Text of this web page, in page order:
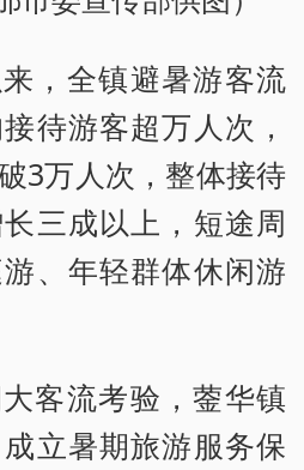
，全镇避暑游客流
待游客超万人次，
3万人次，整体接待
三成以上，短途周
、年轻群体休闲游
客流考验，蓥华镇
立暑期旅游服务保